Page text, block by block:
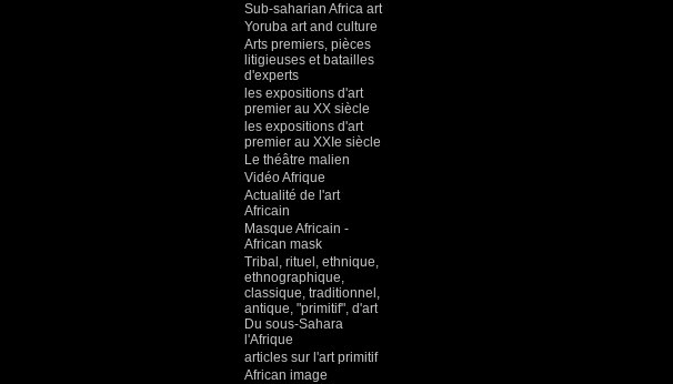
Sub-saharian Africa art
Yoruba art and culture
Arts premiers, pièces
litigieuses et batailles
d'experts
les expositions d'art
premier au XX siècle
les expositions d'art
premier au XXIe siècle
Le théâtre malien
Vidéo Afrique
Actualité de l'art
Africain
Masque Africain -
African mask
Tribal, rituel, ethnique,
ethnographique,
classique, traditionnel,
antique, "primitif", d'art
Du sous-Sahara
l'Afrique
articles sur l'art primitif
African image